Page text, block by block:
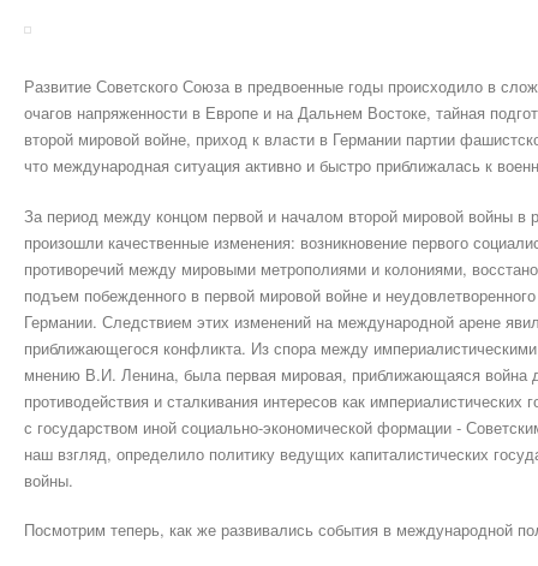
Развитие Советского Союза в предвоенные годы происходило в
очагов напряженности в Европе и на Дальнем Востоке, тайная
второй мировой войне, приход к власти в Германии партии
что международная ситуация активно и быстро приближалась к
За период между концом первой и началом второй мировой войны в
произошли качественные изменения: возникновение первого
противоречий между мировыми метрополиями и колониями,
подъем побежденного в первой мировой войне и
Германии. Следствием этих изменений на международной арене
приближающегося конфликта. Из спора между
мнению В.И. Ленина, была первая мировая, приближающаяся война
противодействия и сталкивания интересов как империалистических
с государством иной социально-экономической формации -
наш взгляд, определило политику ведущих капиталистических
войны.
Посмотрим теперь, как же развивались события в международной